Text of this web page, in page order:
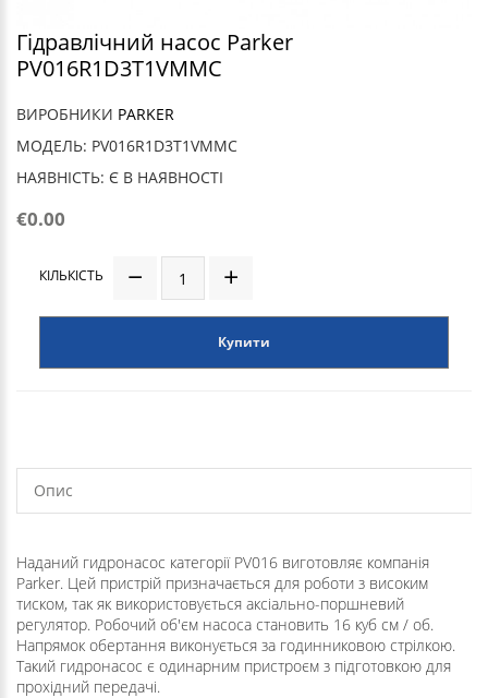
Гідравлічний насос Parker
PV016R1D3T1VMMC
ВИРОБНИКИ PARKER
МОДЕЛЬ: PV016R1D3T1VMMC
НАЯВНІСТЬ: Є В НАЯВНОСТІ
€0.00
КІЛЬКІСТЬ
Купити
Опис
Наданий гидронасос категорії PV016 виготовляє компанія
Parker. Цей пристрій призначається для роботи з високим
тиском, так як використовується аксіально-поршневий
регулятор. Робочий об'єм насоса становить 16 куб см / об.
Напрямок обертання виконується за годинниковою стрілкою.
Такий гидронасос є одинарним пристроєм з підготовкою для
прохідний передачі.